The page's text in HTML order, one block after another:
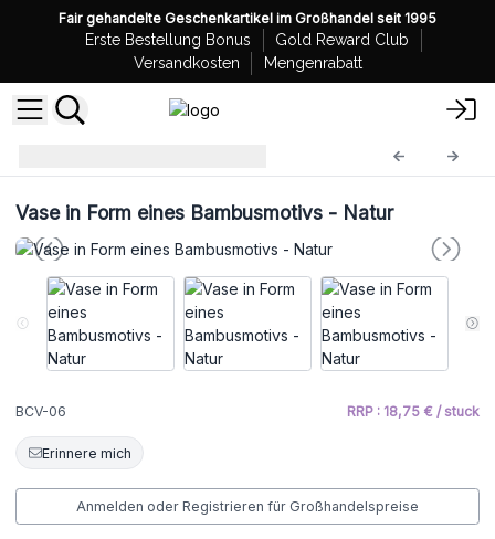
Fair gehandelte Geschenkartikel im Großhandel seit 1995
Erste Bestellung Bonus
Gold Reward Club
Versandkosten
Mengenrabatt
Vase in Form eines Bambusmotivs - Natur
BCV-06 RRP : 18,75 € / stuck
Erinnere mich
Anmelden oder Registrieren für Großhandelspreise